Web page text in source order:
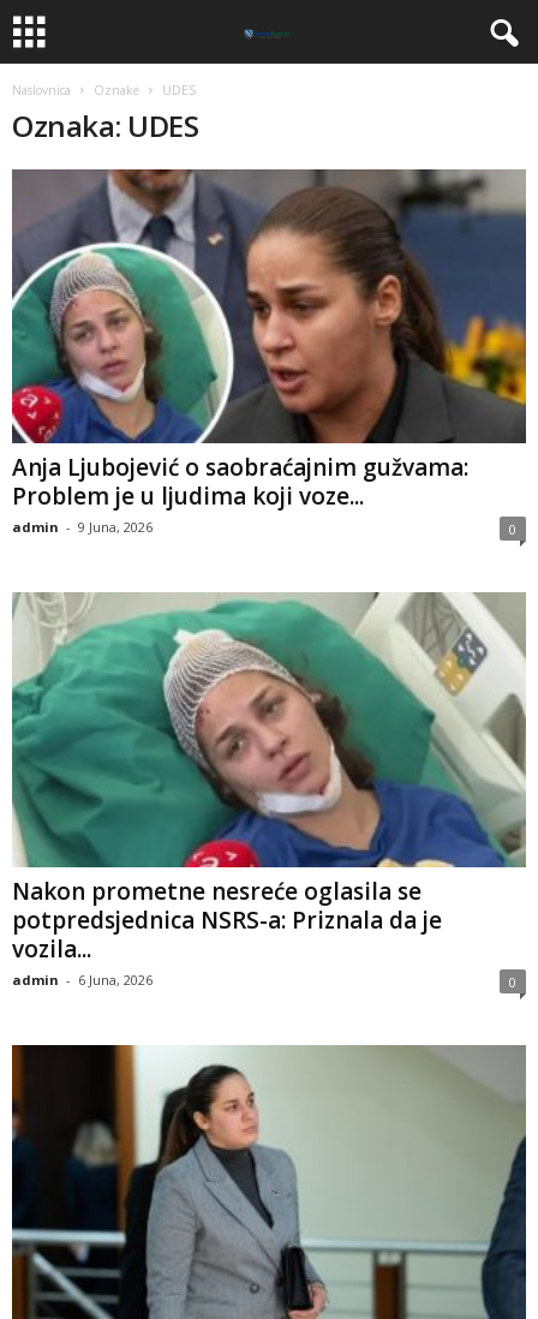
Naslovnica Oznake UDES
Oznaka: UDES
Anja Ljubojević o saobraćajnim gužvama:
Problem je u ljudima koji voze...
admin - 9 Juna, 2026 0
​Nakon prometne nesreće oglasila se
potpredsjednica NSRS-a: Priznala da je
vozila...
admin - 6 Juna, 2026 0